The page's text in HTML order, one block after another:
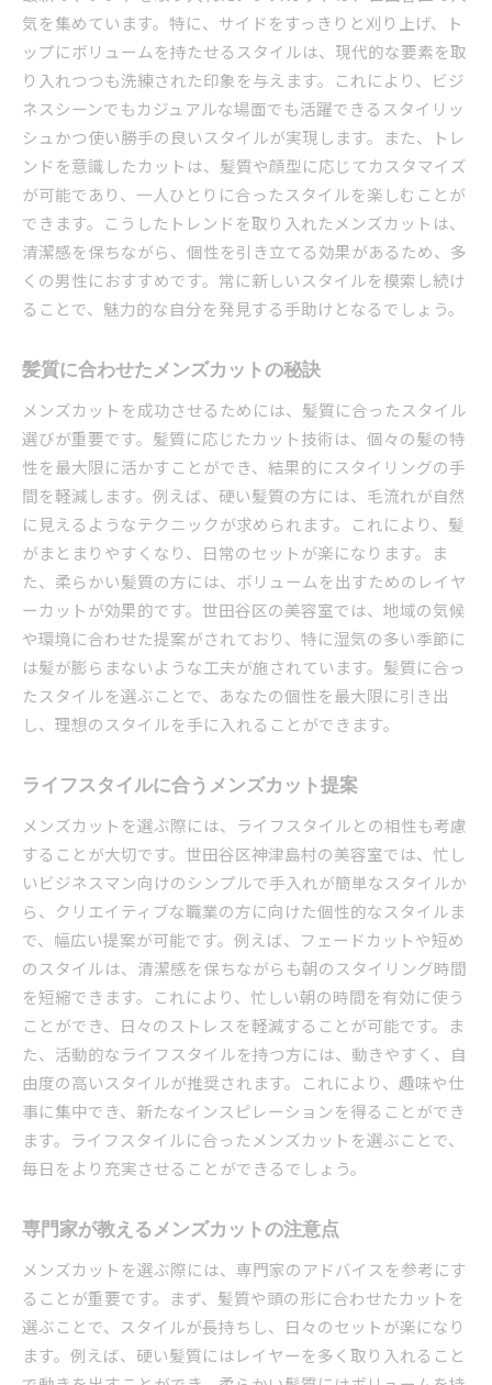
世田谷区ならではのメンズカットの魅力
スタイリッシュなメンズカットの実例
魅力的なメンズカットを手に入れる方法
神津島村で試すべきメンズカット
神津島村で体験するべきメンズカット
試してみたいメンズカットのスタイル
神津島村のおすすめメンズカットデザイン
メンズカットの新しい挑戦方法
神津島村で叶える理想のメンズカット
話題のメンズカットを試す理由
世田谷区の美容室でメンズカットを体験
美容室で叶える理想のメンズカット
メンズカットに強い美容室の選び方
世田谷区の美容室で体験する最新カット
美容室でのメンズカット成功談
専門家が教える美容室選びのコツ
東京都世田谷区のメンズカットガイド
世田谷区でのメンズカット基本ガイド
初心者向けメンズカットの選び方
世田谷区でおすすめのカット方法
メンズカットに関するQ&A集
人気のメンズカットスタイルを探す
神津島村で人気のメンズカット特集
神津島村の人気メンズカットを特集
話題のメンズカットスタイル特集
神津島村でおすすめのカットを比較
メンズカットのトレンド特集
神津島村でのメンズカット成功事例
地域で注目のメンズカットスタイル
気を集めています。特に、サイドをすっきりと刈り上げ、ト
ップにボリュームを持たせるスタイルは、現代的な要素を取
り入れつつも洗練された印象を与えます。これにより、ビジ
ネスシーンでもカジュアルな場面でも活躍できるスタイリッ
シュかつ使い勝手の良いスタイルが実現します。また、トレ
ンドを意識したカットは、髪質や顔型に応じてカスタマイズ
が可能であり、一人ひとりに合ったスタイルを楽しむことが
できます。こうしたトレンドを取り入れたメンズカットは、
清潔感を保ちながら、個性を引き立てる効果があるため、多
くの男性におすすめです。常に新しいスタイルを模索し続け
ることで、魅力的な自分を発見する手助けとなるでしょう。
髪質に合わせたメンズカットの秘訣
メンズカットを成功させるためには、髪質に合ったスタイル
選びが重要です。髪質に応じたカット技術は、個々の髪の特
性を最大限に活かすことができ、結果的にスタイリングの手
間を軽減します。例えば、硬い髪質の方には、毛流れが自然
に見えるようなテクニックが求められます。これにより、髪
がまとまりやすくなり、日常のセットが楽になります。ま
た、柔らかい髪質の方には、ボリュームを出すためのレイヤ
ーカットが効果的です。世田谷区の美容室では、地域の気候
や環境に合わせた提案がされており、特に湿気の多い季節に
は髪が膨らまないような工夫が施されています。髪質に合っ
たスタイルを選ぶことで、あなたの個性を最大限に引き出
し、理想のスタイルを手に入れることができます。
ライフスタイルに合うメンズカット提案
メンズカットを選ぶ際には、ライフスタイルとの相性も考慮
することが大切です。世田谷区神津島村の美容室では、忙し
いビジネスマン向けのシンプルで手入れが簡単なスタイルか
ら、クリエイティブな職業の方に向けた個性的なスタイルま
で、幅広い提案が可能です。例えば、フェードカットや短め
のスタイルは、清潔感を保ちながらも朝のスタイリング時間
を短縮できます。これにより、忙しい朝の時間を有効に使う
ことができ、日々のストレスを軽減することが可能です。ま
た、活動的なライフスタイルを持つ方には、動きやすく、自
由度の高いスタイルが推奨されます。これにより、趣味や仕
事に集中でき、新たなインスピレーションを得ることができ
ます。ライフスタイルに合ったメンズカットを選ぶことで、
毎日をより充実させることができるでしょう。
専門家が教えるメンズカットの注意点
メンズカットを選ぶ際には、専門家のアドバイスを参考にす
ることが重要です。まず、髪質や頭の形に合わせたカットを
選ぶことで、スタイルが長持ちし、日々のセットが楽になり
ます。例えば、硬い髪質にはレイヤーを多く取り入れること